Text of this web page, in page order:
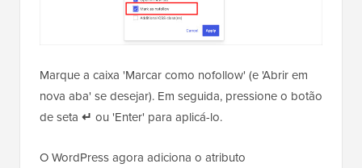
Marque a caixa 'Marcar como nofollow' (e 'Abrir em
nova aba' se desejar). Em seguida, pressione o botão
de seta ↵ ou 'Enter' para aplicá-lo.
O WordPress agora adiciona o atributo